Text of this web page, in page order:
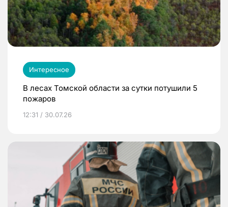
Интересное
В лесах Томской области за сутки потушили 5
пожаров
12:31 / 30.07.26